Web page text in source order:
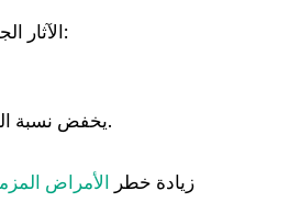
الآثار الجانبية لنظام كيتو دايت هي:
يخفض نسبة السكر في الدم بشكل كبير.
زيادة خطر
الأمراض